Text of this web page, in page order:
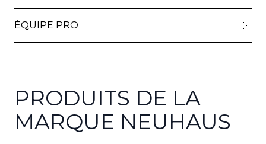
ÉQUIPE PRO
PRODUITS DE LA
MARQUE NEUHAUS